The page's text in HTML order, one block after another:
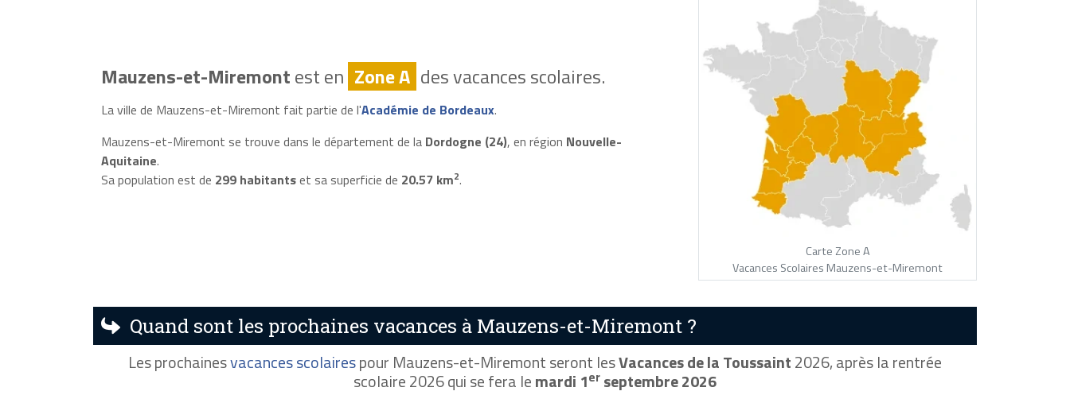
Mauzens-et-Miremontest en Zone A des vacances scolaires.
La ville de Mauzens-et-Miremont fait partie de l'Académie de Bordeaux.
Mauzens-et-Miremont se trouve dans le département de la Dordogne (24), en région Nouvelle-
Aquitaine.
Sa population est de 299 habitantset sa superficie de 20.57 km2.
Carte Zone A
Vacances Scolaires Mauzens-et-Miremont
Quand sont les prochaines vacances à Mauzens-et-Miremont ?
Les prochainesvacances scolairespour Mauzens-et-Miremont seront lesVacances de la Toussaint2026, après la rentrée
scolaire 2026 qui se fera lemardi 1er septembre 2026